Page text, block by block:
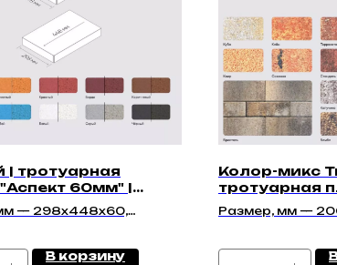
тротуарная
60мм" |
— 298х448х60,
В корзину
Колор-микс
тротуарная
70мм" |
Размер, мм —